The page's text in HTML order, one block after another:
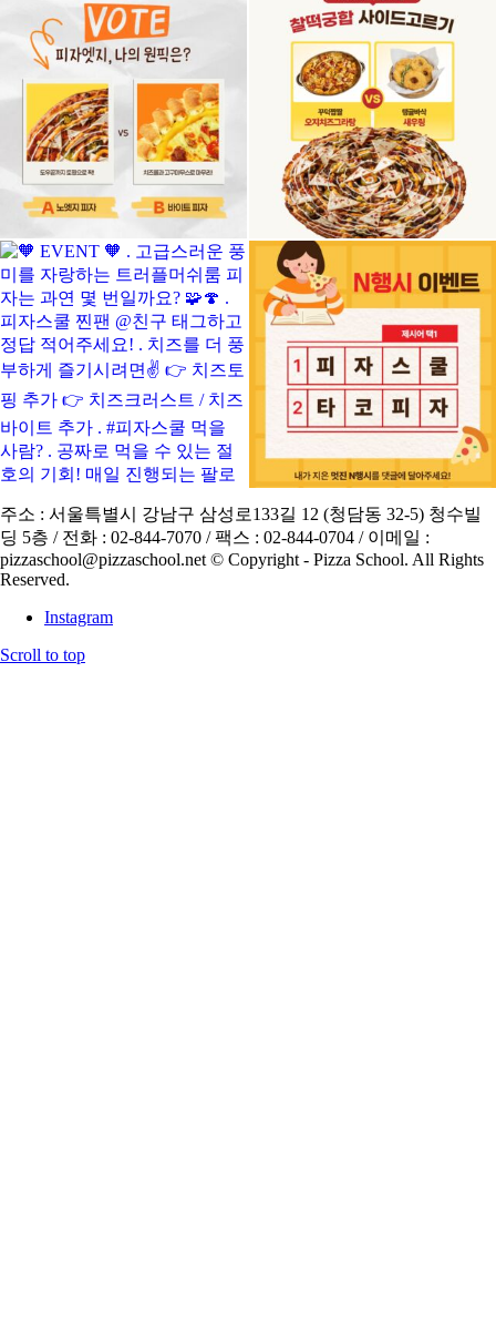
주소 : 서울특별시 강남구 삼성로133길 12 (청담동 32-5) 청수빌
딩 5층 / 전화 : 02-844-7070 / 팩스 : 02-844-0704 / 이메일 :
pizzaschool@pizzaschool.net © Copyright - Pizza School. All Rights
Reserved.
Instagram
Scroll to top